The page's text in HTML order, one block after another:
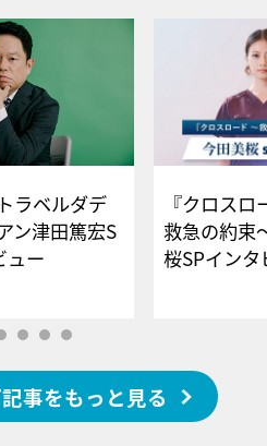
ラベルダデ
ン津田篤宏S
ビュー
『クロス
救急の約束
桜SPイ
事をもっと見る